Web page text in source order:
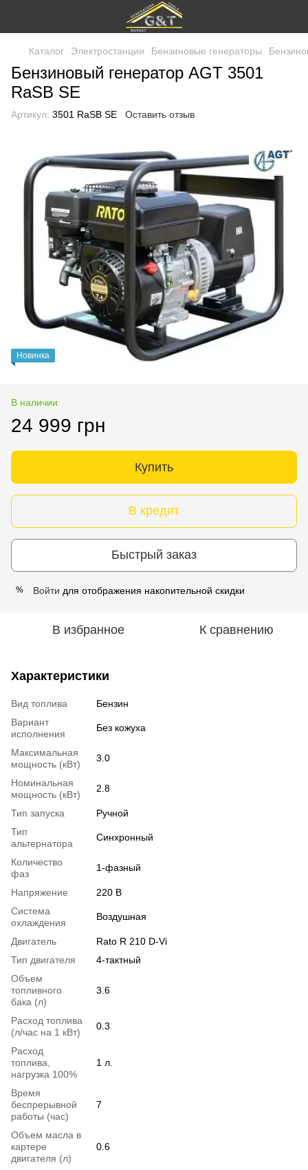
Каталог Электростанции Бензиновые генераторы
Бензиновый генератор AGT 3501
RaSB SE
Артикул: 3501 RaSB SE Оставить отзыв
Новинка
В наличии
24 999 грн
Купить
В кредит
Быстрый заказ
% Войти для отображения накопительной скидки
В избранное К сравнению
Характеристики
Вид топлива
Бензин
Вариант
исполнения
Без кожуха
Максимальная
мощность (кВт)
3.0
Номинальная
мощность (кВт)
2.8
Тип запуска
Ручной
Тип
альтернатора
Синхронный
Количество
фаз
1-фазный
Напряжение
220 В
Система
охлаждения
Воздушная
Двигатель
Rato R 210 D-Vi
Тип двигателя
4-тактный
Объем
топливного
бака (л)
3.6
Расход топлива
(л/час на 1 кВт)
0.3
Расход
топлива,
нагрузка 100%
1 л.
Время
беспрерывной
работы (час)
7
Объем масла в
картере
двигателя (л)
0.6